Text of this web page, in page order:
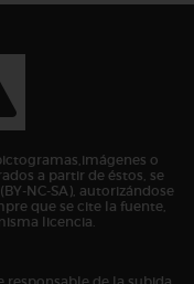
o
a partir de éstos, se
NC-SA), autorizándose
que se cite la fuente,
licencia.